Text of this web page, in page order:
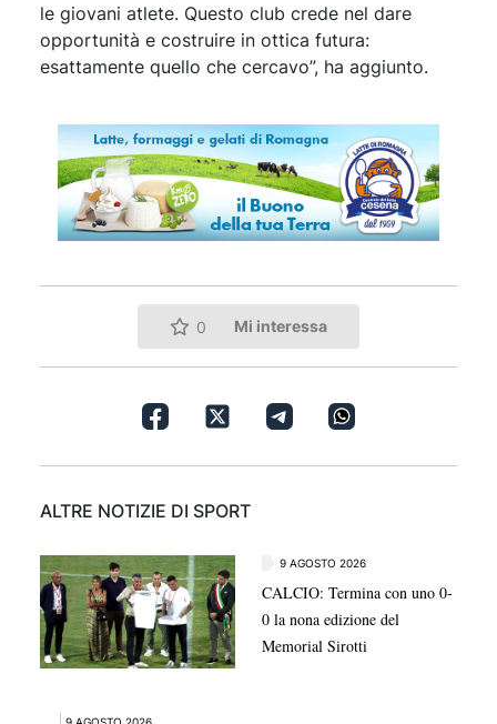
le giovani atlete. Questo club crede nel dare
opportunità e costruire in ottica futura:
esattamente quello che cercavo”, ha aggiunto.
0 Mi interessa
ALTRE NOTIZIE DI SPORT
9 AGOSTO 2026
CALCIO: Termina con uno 0-
0 la nona edizione del
Memorial Sirotti